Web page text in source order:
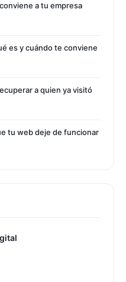
a tu empresa
es y cuándo te conviene
a quien ya visitó
tu web deje de funcionar